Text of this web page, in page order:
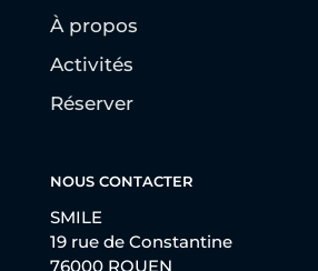
À propos
Activités
Réserver
NOUS CONTACTER
SMILE
19 rue de Constantine
76000 ROUEN